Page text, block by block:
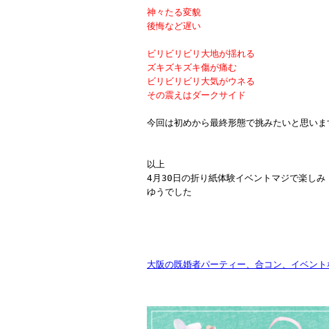
神々たる変貌
後悔など遅い
ビリビリビリ大地が揺れる
ズキズキズキ傷が痛む
ビリビリビリ大気がウネる
その震えはダークサイド
今回は初めから最終形態で挑みたいと思いま
以上
4月30日の折り紙体験イベントマジで楽しみ
ゆうでした
大阪の既婚者パーティー、合コン、イベン